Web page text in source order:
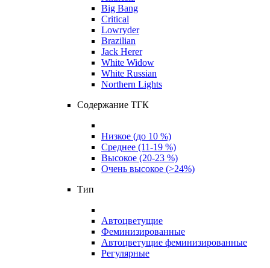
Big Bang
Critical
Lowryder
Brazilian
Jack Herer
White Widow
White Russian
Northern Lights
Содержание ТГК
Низкое (до 10 %)
Среднее (11-19 %)
Высокое (20-23 %)
Очень высокое (>24%)
Тип
Автоцветущие
Феминизированные
Автоцветущие феминизированные
Регулярные